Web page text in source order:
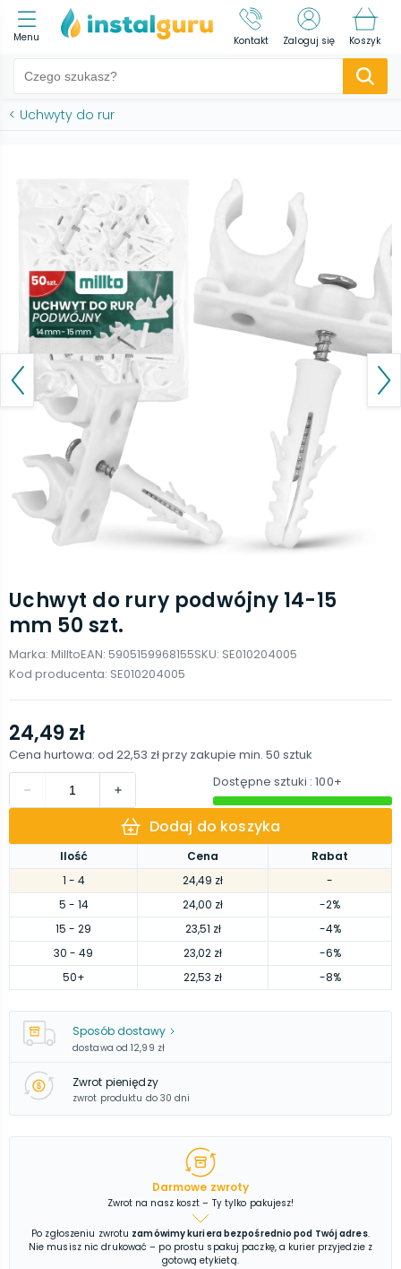
Menu Kontakt Zaloguj się Koszyk
< Uchwyty do rur
Uchwyt do rury podwójny 14-15
mm 50 szt.
Marka: MilltoEAN: 5905159968155SKU: SE010204005
Kod producenta: SE010204005
Ilość Cena
Rabat
1 - 4 24,49 zł
-
5 - 14 24,00 zł
-2%
15 - 29 23,51 zł
-4%
30 - 49 23,02 zł
-6%
50+ 22,53 zł -8%
24,49 zł
Cena hurtowa: od 22,53 złprzy zakupie min. 50 sztuk
Dostępne sztuki : 100+
Dodaj do koszyka
Sposób dostawy
dostawa od 12,99 zł
Zwrot pieniędzy
zwrot produktu do 30 dni
Darmowe zwroty
Zwrot na nasz koszt – Ty tylko pakujesz!
Po zgłoszeniu zwrotu zamówimy kuriera bezpośrednio pod Twój adres.
Nie musisz nic drukować – po prostu spakuj paczkę, a kurier przyjedzie z
gotową etykietą.